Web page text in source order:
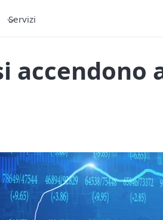
Servizi
accendono